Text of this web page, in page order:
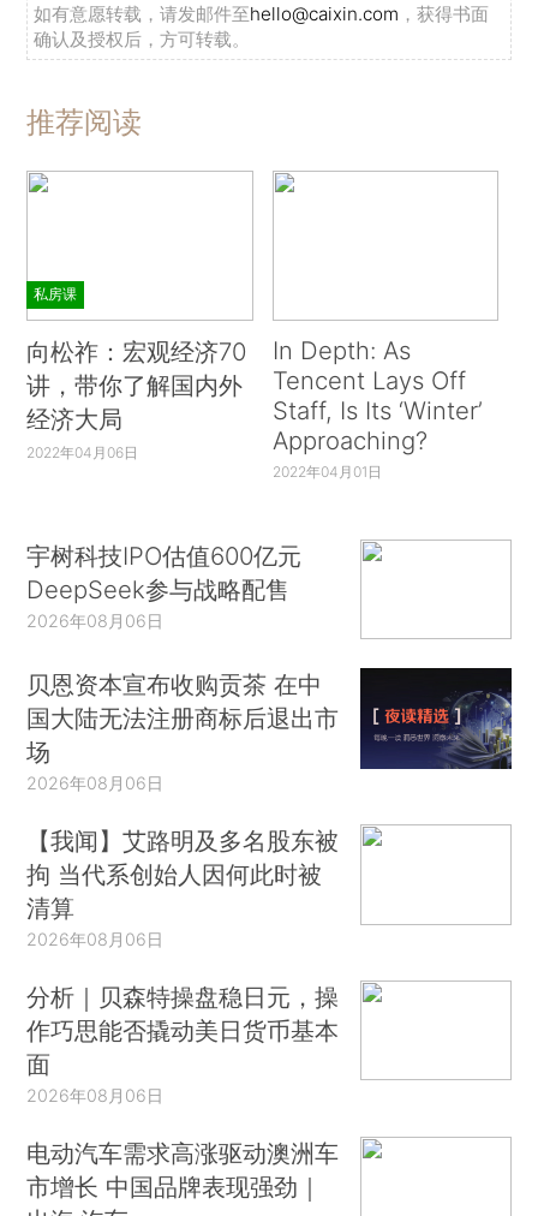
如有意愿转载，请发邮件至hello@caixin.com ，获得书面
确认及授权后，方可转载。
推荐阅读
私房课
向松祚：宏观经济70
讲，带你了解国内外
经济大局
2022年04月06日
In Depth: As
Tencent Lays Off
Staff, Is Its ‘Winter’
Approaching?
2022年04月01日
宇树科技IPO估值600亿元
DeepSeek参与战略配售
2026年08月06日
贝恩资本宣布收购贡茶 在中
国大陆无法注册商标后退出市
场
2026年08月06日
【我闻】艾路明及多名股东被
拘 当代系创始人因何此时被
清算
2026年08月06日
分析｜贝森特操盘稳日元，操
作巧思能否撬动美日货币基本
面
2026年08月06日
电动汽车需求高涨驱动澳洲车
市增长 中国品牌表现强劲｜